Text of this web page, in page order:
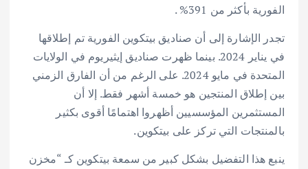
الفورية بأكثر من 391% .
تجدر الإشارة إلى أن صناديق بيتكوين الفورية تم إطلاقها
في يناير 2024. بينما ظهرت صناديق إيثيريوم في الولايات
المتحدة في مايو 2024. على الرغم من أن الفارق الزمني
بين إطلاق المنتجين هو خمسة أشهر فقط. إلا أن
المستثمرين المؤسسيين أظهروا اهتمامًا أقوى بكثير
بالمنتجات التي تركز على بيتكوين.
ينبع هذا التفضيل بشكل كبير من سمعة بيتكوين كـ “مخزن